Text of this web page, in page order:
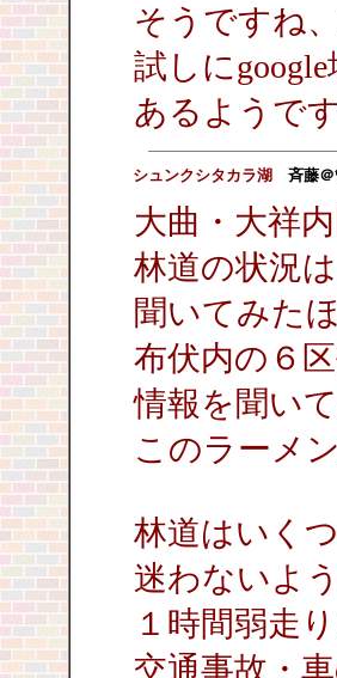
そうですね
試しに
あるようです
シュンクシタカラ湖 斉藤＠
大曲・大祥
林道の状況
聞いてみた
布伏内の６
情報を聞い
このラーメ
林道はいく
迷わないよ
１時間弱走
交通事故・